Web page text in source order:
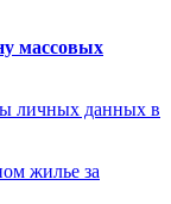
массовых
личных данных в
жилье за